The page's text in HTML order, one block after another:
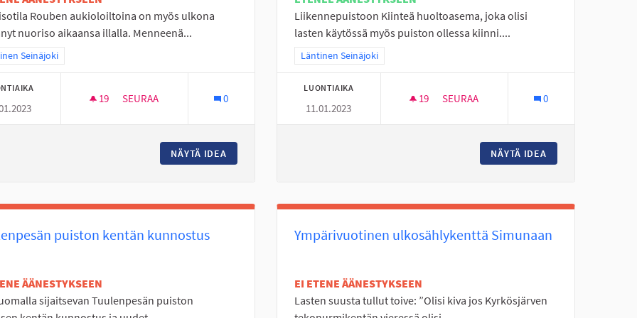
Rouben aukioloiltoina on myös ulkona
nuoriso aikaansa illalla. Menneenä...
tulokset teeman mukaan: Läntinen Seinäjoki
Seinäjoki
19 19 SEURAAJAA
SEURAA
ULKOVALVONTAA PAJULUOMAN ROUBELLE
0
NÄYTÄ IDEA
Liikennepuistoon Kiinteä huoltoasema, joka olisi
lasten käytössä myös puiston ollessa kiinni....
Rajaa tulokset teeman mukaan: Läntinen Seinäjoki
Läntinen Seinäjoki
LUONTIAIKA
11.01.2023
19 19 SEURAAJAA
SEURAA 0
NÄYTÄ IDEA
puiston kentän kunnostus
ÄÄNESTYKSEEN
sijaitsevan Tuulenpesän puiston
Ympärivuotinen ulkosählykenttä Simunaan
EI ETENE ÄÄNESTYKSEEN
Lasten suusta tullut toive: ”Olisi kiva jos Kyrkösjärven